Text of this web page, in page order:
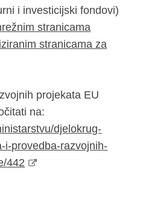
i investicijski fondovi)
stranicama
stranicama za
projekata EU
na:
djelokrug-
i-provedba-razvojnih-
442